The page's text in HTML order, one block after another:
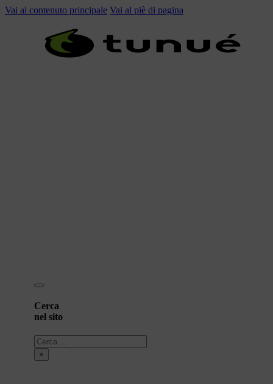
Vai al contenuto principale Vai al piè di pagina
Cerca
nel sito
Cerca
×